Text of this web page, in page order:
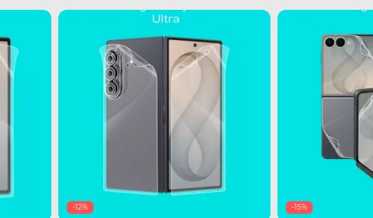
-12% -15%